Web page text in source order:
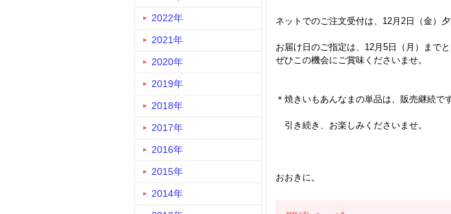
2022年
2021年
2020年
2019年
2018年
2017年
2016年
2015年
2014年
ネットでのご注文受付は、12月2日（金）夕
お届け日のご指定は、12月5日（月）までと
ぜひこの機会にご賞味くださいませ。
＊焼きいもあんなまの単品は、販売継続です
引き続き、お楽しみくださいませ。
おおきに。